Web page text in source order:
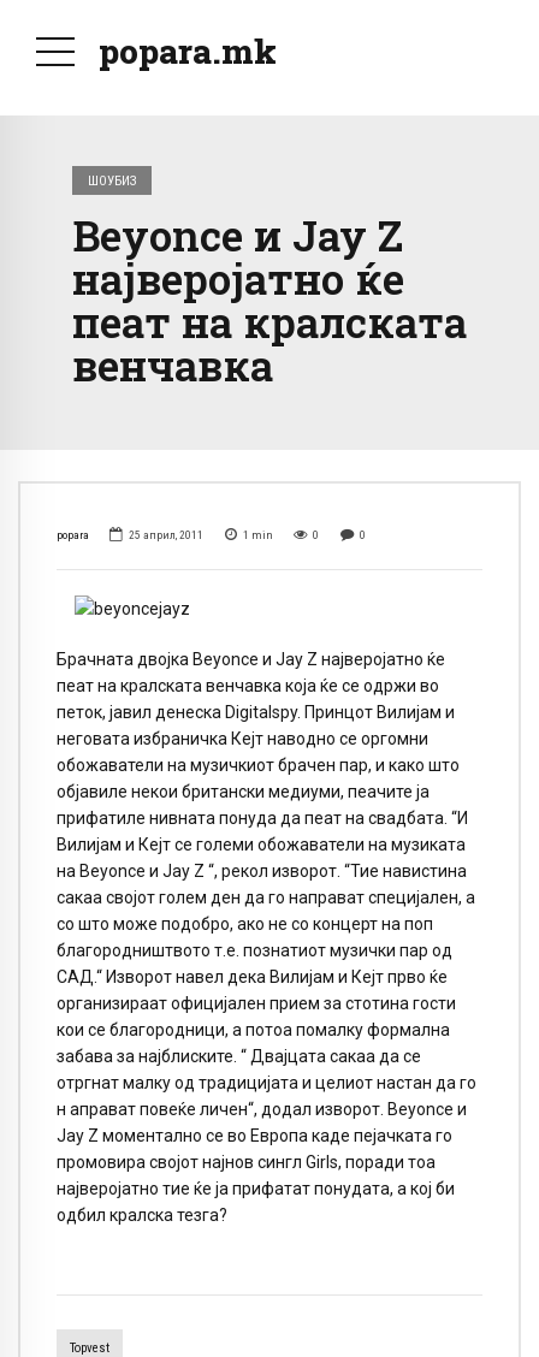
popara.mk
ШОУБИЗ
Beyonce и Jay Z
најверојатно ќе
пеат на кралската
венчавка
popara 25 април, 2011 1 min 0 0
Брачната двојка Beyonce и Jay Z најверојатно ќе
пеат на кралската венчавка која ќе се одржи во
петок, јавил денеска Digitalspy. Принцот Вилијам и
неговата избраничка Кејт наводно се оргомни
обожаватели на музичкиот брачен пар, и како што
објавиле некои британски медиуми, пеачите ја
прифатиле нивната понуда да пеат на свадбата. “И
Вилијам и Кејт се големи обожаватели на музиката
на Beyonce и Jay Z “, рекол изворот. “Тие навистина
сакаа својот голем ден да го направат специјален, а
со што може подобро, ако не со концерт на поп
благородништвото т.е. познатиот музички пар од
САД.“ Изворот навел дека Вилијам и Кејт прво ќе
организираат официјален прием за стотина гости
кои се благородници, а потоа помалку формална
забава за најблиските. “ Двајцата сакаа да се
отргнат малку од традицијата и целиот настан да го
н аправат повеќе личен“, додал изворот. Beyonce и
Jay Z моментално се во Европа каде пејачката го
промовира својот најнов сингл Girls, поради тоа
најверојатно тие ќе ја прифатат понудата, а кој би
одбил кралска тезга?
Topvest